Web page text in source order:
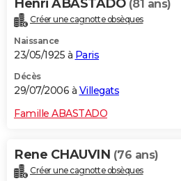
Henri ABASTADO (81 ans)
Créer une cagnotte obsèques
Naissance
23/05/1925 à Paris
Décès
29/07/2006 à Villegats
Famille ABASTADO
Rene CHAUVIN (76 ans)
Créer une cagnotte obsèques